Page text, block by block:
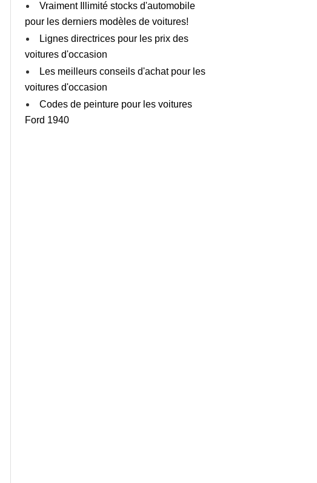
Vraiment Illimité stocks d'automobile
pour les derniers modèles de voitures!
Lignes directrices pour les prix des
voitures d'occasion
Les meilleurs conseils d'achat pour les
voitures d'occasion
Codes de peinture pour les voitures
Ford 1940